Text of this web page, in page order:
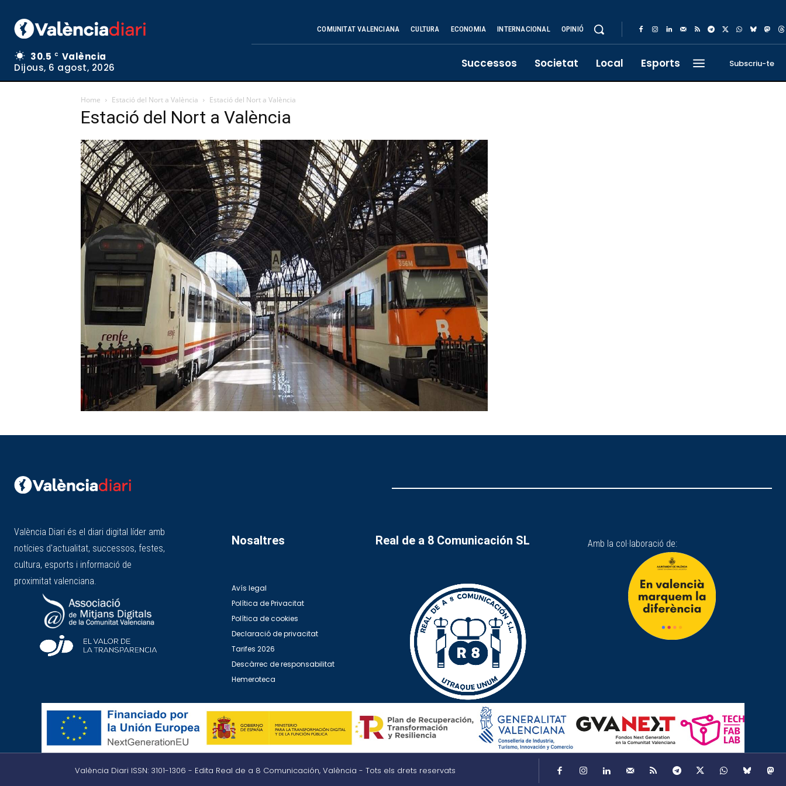
30.5 C
València
Dijous, 6 agost, 2026
COMUNITAT VALENCIANA CULTURA ECONOMIA INTERNACIONAL OPINIÓ
Successos Societat Local Esports Subscriu-te
Home Estació del Nort a València Estació del Nort a València
Estació del Nort a València
València Diari és el diari digital líder amb
notícies d'actualitat, successos, festes,
cultura, esports i informació de
proximitat valenciana.
Nosaltres
Avís legal
Política de Privacitat
Política de cookies
Declaració de privacitat
Tarifes 2026
Descàrrec de responsabilitat
Hemeroteca
Real de a 8 Comunicación SL Amb la col·laboració de:
València Diari ISSN: 3101-1306 - Edita Real de a 8 Comunicación, València - Tots els drets reservats